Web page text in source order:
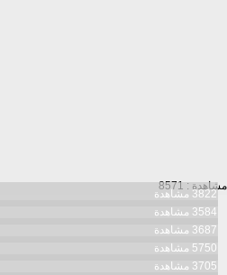
مشاهدة : 8571
3822 مشاهدة
3584 مشاهدة
3687 مشاهدة
5750 مشاهدة
3705 مشاهدة